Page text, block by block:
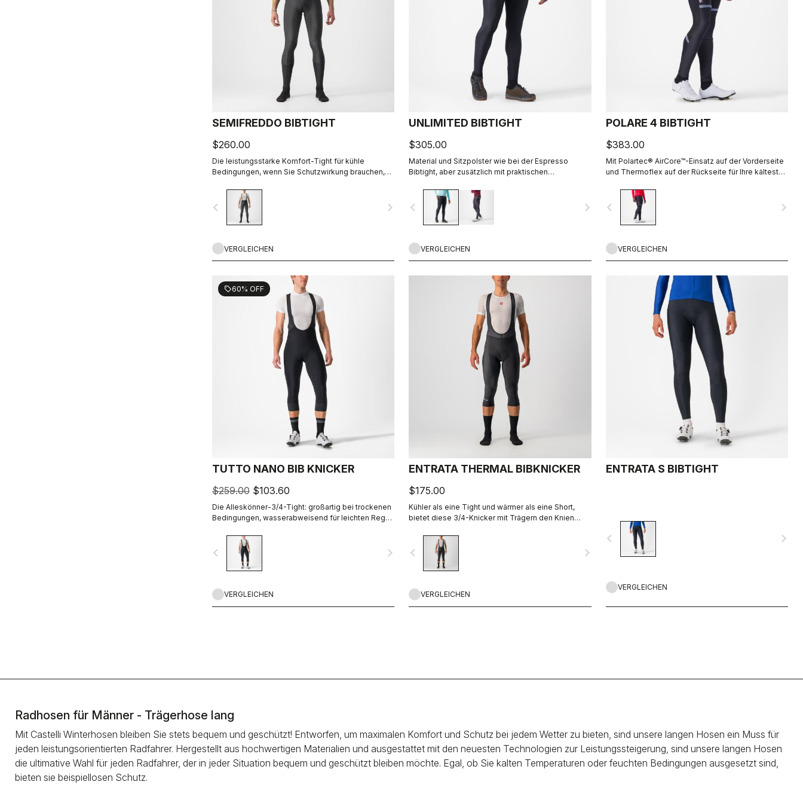
SEMIFREDDO BIBTIGHT
$260.00
Die leistungsstarke Komfort-Tight für kühle
Bedingungen, wenn Sie Schutzwirkung brauchen,
navigate_before navigate_next
VERGLEICHEN
UNLIMITED BIBTIGHT
$305.00
Material und Sitzpolster wie bei der Espresso
Bibtight, aber zusätzlich mit praktischen
für kühle bis kalte Bedingungen.
navigate_before navigate_next
VERGLEICHEN
POLARE 4 BIBTIGHT
$383.00
Mit Polartec® AirCore™-Einsatz auf der Vorderseite
und Thermoflex auf der Rückseite für Ihre kältesten
Sitzpolsters.
navigate_before navigate_next
VERGLEICHEN
sell60% OFF
TUTTO NANO BIB KNICKER
$259.00 $103.60
Die Alleskönner-3/4-Tight: großartig bei trockenen
Bedingungen, wasserabweisend für leichten Regen
mehr Tragekomfort sowie einem reflektierenden
Band für bessere Sichtbarkeit. Und die Ton-in-Ton
Präge-Logos verleihen ihr diesen technischen
Stealth-Look.
navigate_before navigate_next
VERGLEICHEN
ENTRATA THERMAL BIBKNICKER
$175.00
Kühler als eine Tight und wärmer als eine Short,
bietet diese 3/4-Knicker mit Trägern den Knien
hochelastischen, aufgerauten Thermoflex-Fleece-
Material und des KISS Air2-Sitzpolsters.
navigate_before navigate_next
VERGLEICHEN
ENTRATA S BIBTIGHT
navigate_before navigate_next
VERGLEICHEN
Radhosen für Männer - Trägerhose lang
Mit Castelli Winterhosen bleiben Sie stets bequem und geschützt! Entworfen, um maximalen Komfort und Schutz bei jedem Wetter zu bieten, sind unsere langen Hosen ein Muss für
jeden leistungsorientierten Radfahrer. Hergestellt aus hochwertigen Materialien und ausgestattet mit den neuesten Technologien zur Leistungssteigerung, sind unsere langen Hosen
die ultimative Wahl für jeden Radfahrer, der in jeder Situation bequem und geschützt bleiben möchte. Egal, ob Sie kalten Temperaturen oder feuchten Bedingungen ausgesetzt sind,
bieten sie beispiellosen Schutz.